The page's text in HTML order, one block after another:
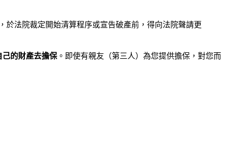
於法院裁定開始清算程序或宣告破產前，得向法院聲請更
己的財產去擔保 。即使有親友（第三人）為您提供擔保，對您而